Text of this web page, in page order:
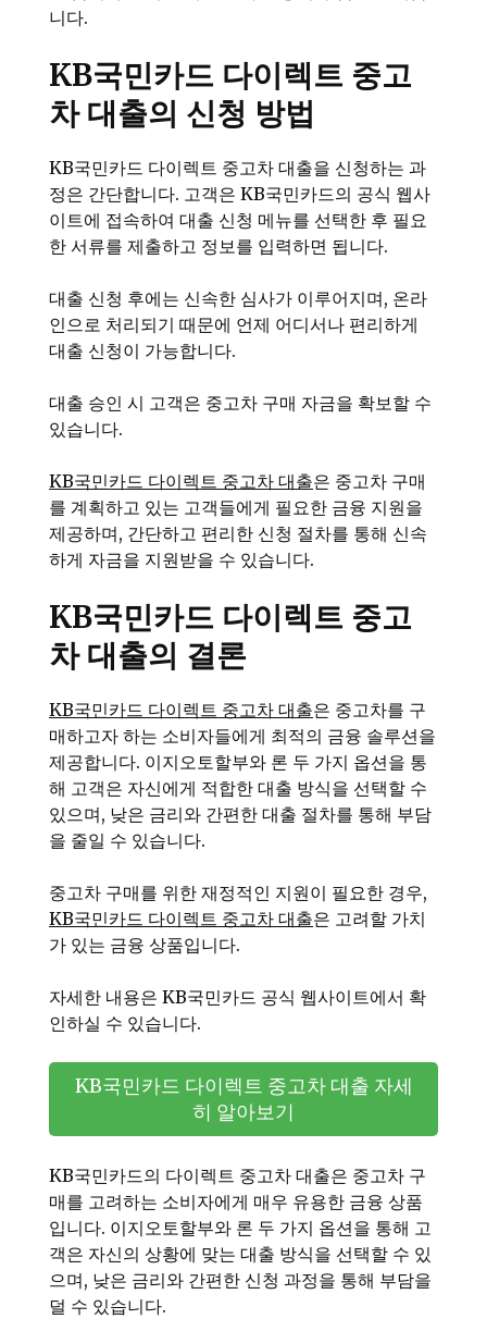
니다.
KB국민카드 다이렉트 중고
차 대출의 신청 방법
KB국민카드 다이렉트 중고차 대출을 신청하는 과
정은 간단합니다. 고객은 KB국민카드의 공식 웹사
이트에 접속하여 대출 신청 메뉴를 선택한 후 필요
한 서류를 제출하고 정보를 입력하면 됩니다.
대출 신청 후에는 신속한 심사가 이루어지며, 온라
인으로 처리되기 때문에 언제 어디서나 편리하게
대출 신청이 가능합니다.
대출 승인 시 고객은 중고차 구매 자금을 확보할 수
있습니다.
KB국민카드 다이렉트 중고차 대출은 중고차 구매
를 계획하고 있는 고객들에게 필요한 금융 지원을
제공하며, 간단하고 편리한 신청 절차를 통해 신속
하게 자금을 지원받을 수 있습니다.
KB국민카드 다이렉트 중고
차 대출의 결론
KB국민카드 다이렉트 중고차 대출은 중고차를 구
매하고자 하는 소비자들에게 최적의 금융 솔루션을
제공합니다. 이지오토할부와 론 두 가지 옵션을 통
해 고객은 자신에게 적합한 대출 방식을 선택할 수
있으며, 낮은 금리와 간편한 대출 절차를 통해 부담
을 줄일 수 있습니다.
중고차 구매를 위한 재정적인 지원이 필요한 경우,
KB국민카드 다이렉트 중고차 대출은 고려할 가치
가 있는 금융 상품입니다.
자세한 내용은 KB국민카드 공식 웹사이트에서 확
인하실 수 있습니다.
KB국민카드 다이렉트 중고차 대출 자세
히 알아보기
KB국민카드의 다이렉트 중고차 대출은 중고차 구
매를 고려하는 소비자에게 매우 유용한 금융 상품
입니다. 이지오토할부와 론 두 가지 옵션을 통해 고
객은 자신의 상황에 맞는 대출 방식을 선택할 수 있
으며, 낮은 금리와 간편한 신청 과정을 통해 부담을
덜 수 있습니다.